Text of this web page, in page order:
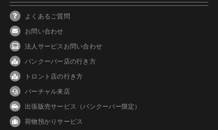
よくあるご質問
お問い合わせ
法人サービスお問い合わせ
バンクーバー 店の行き方
トロント店の行き方
バーチャル来店
出張販売サービス（バンクーバー限定）
荷物預かりサービス